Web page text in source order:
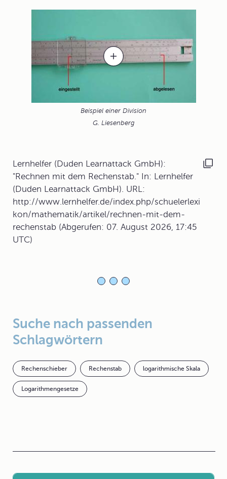
Beispiel einer Division
G. Liesenberg
Lernhelfer (Duden Learnattack GmbH):
"Rechnen mit dem Rechenstab." In: Lernhelfer
(Duden Learnattack GmbH). URL:
http://www.lernhelfer.de/index.php/schuelerlexi
kon/mathematik/artikel/rechnen-mit-dem-
rechenstab (Abgerufen: 07. August 2026, 17:45
UTC)
Suche nach passenden
Schlagwörtern
Rechenschieber Rechenstab logarithmische Skala
Logarithmengesetze